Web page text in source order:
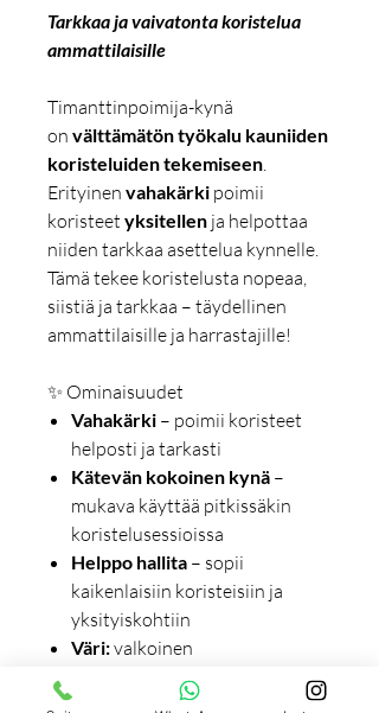
Tarkkaa ja vaivatonta koristelua
ammattilaisille
Timanttinpoimija-kynä
on välttämätön työkalu kauniiden
koristeluiden tekemiseen.
Erityinen vahakärki poimii
koristeet yksitellen ja helpottaa
niiden tarkkaa asettelua kynnelle.
Tämä tekee koristelusta nopeaa,
siistiä ja tarkkaa – täydellinen
ammattilaisille ja harrastajille!
✨ Ominaisuudet
Vahakärki – poimii koristeet
helposti ja tarkasti
Kätevän kokoinen kynä –
mukava käyttää pitkissäkin
koristelusessioissa
Helppo hallita – sopii
kaikenlaisiin koristeisiin ja
yksityiskohtiin
Väri:valkoinen
Tee jokaisesta kynsikoristelusta